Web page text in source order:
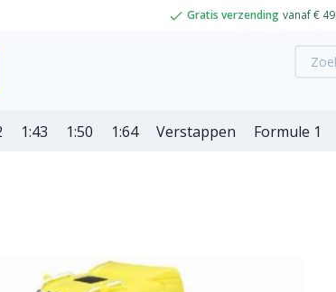
Gratis verzending vanaf € 49
1:43 1:50 1:64 Verstappen Formule 1